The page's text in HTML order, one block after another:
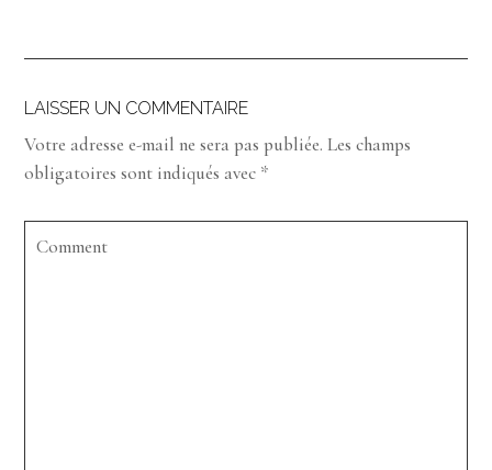
LAISSER UN COMMENTAIRE
Votre adresse e-mail ne sera pas publiée. Les champs
obligatoires sont indiqués avec *